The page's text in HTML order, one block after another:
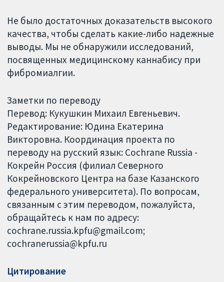
Не было достаточных доказательств высокого
качества, чтобы сделать какие-либо надежные
выводы. Мы не обнаружили исследований,
посвященных медицинскому каннабису при
фибромиалгии.
Заметки по переводу
Перевод: Кукушкин Михаил Евгеньевич.
Редактирование: Юдина Екатерина
Викторовна. Координация проекта по
переводу на русский язык: Cochrane Russia -
Кокрейн Россия (филиал Северного
Кокрейновского Центра на базе Казанского
федерального университета). По вопросам,
связанным с этим переводом, пожалуйста,
обращайтесь к нам по адресу:
cochrane.russia.kpfu@gmail.com;
cochranerussia@kpfu.ru
Цитирование